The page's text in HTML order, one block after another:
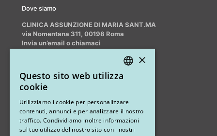
Dove siamo
CLINICA ASSUNZIONE DI MARIA SANT.MA
via Nomentana 311, 00198 Roma
Invia un’email o chiamaci
Altri studi
STUDIO MARIANETTI MED
via Sandro Pertini 26, 67051 Avezzano (AQ)
×
Questo sito web utilizza
cookie
Utilizziamo i cookie per personalizzare
contenuti, annunci e per analizzare il nostro
traffico. Condividiamo inoltre informazioni
sul tuo utilizzo del nostro sito con i nostri